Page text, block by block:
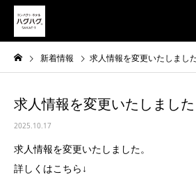
新着情報 求人情報を変更いたしまし
求人情報を変更いたしました
2025.10.17
求人情報を変更いたしました。
詳しくはこちら↓